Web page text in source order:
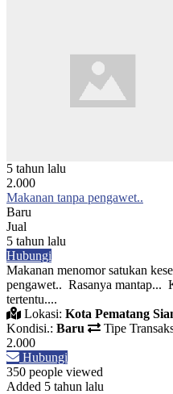
5 tahun lalu
2.000
Makanan tanpa pengawet..
Baru
Jual
5 tahun lalu
Hubungi
Makanan menomor satukan
pengawet.. Rasanya mantap...
tertentu....
Lokasi: Kota Pematang
Kondisi.: Baru Tipe
2.000
Hubungi
350 people viewed
Added 5 tahun lalu